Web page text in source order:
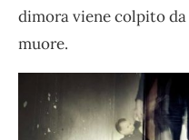
dimora viene colpito
muore.